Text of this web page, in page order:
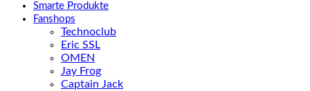
Smarte Produkte
Fanshops
Technoclub
Eric SSL
OMEN
Jay Frog
Captain Jack